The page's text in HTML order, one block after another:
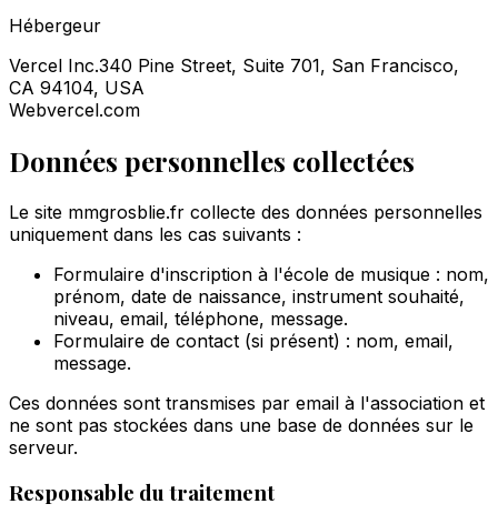
Hébergeur
Vercel Inc.340 Pine Street, Suite 701, San Francisco,
CA 94104, USA
Webvercel.com
Données personnelles collectées
Le site mmgrosblie.fr collecte des données personnelles
uniquement dans les cas suivants :
Formulaire d'inscription à l'école de musique : nom,
prénom, date de naissance, instrument souhaité,
niveau, email, téléphone, message.
Formulaire de contact (si présent) : nom, email,
message.
Ces données sont transmises par email à l'association et
ne sont pas stockées dans une base de données sur le
serveur.
Responsable du traitement